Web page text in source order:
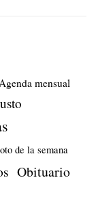
mensual
de la semana
Obituario